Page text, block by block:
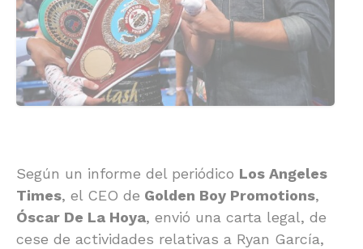
Según un informe del periódico Los Angeles
Times, el CEO de Golden Boy Promotions,
Óscar De La Hoya, envió una carta legal, de
cese de actividades relativas a Ryan García,